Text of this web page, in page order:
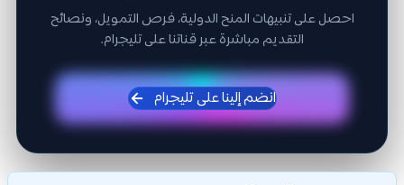
احصل على تنبيهات المنح الدولية، فرص التمويل، ونصائح
التقديم مباشرة عبر قناتنا على تليجرام.
انضم إلينا على تليجرام